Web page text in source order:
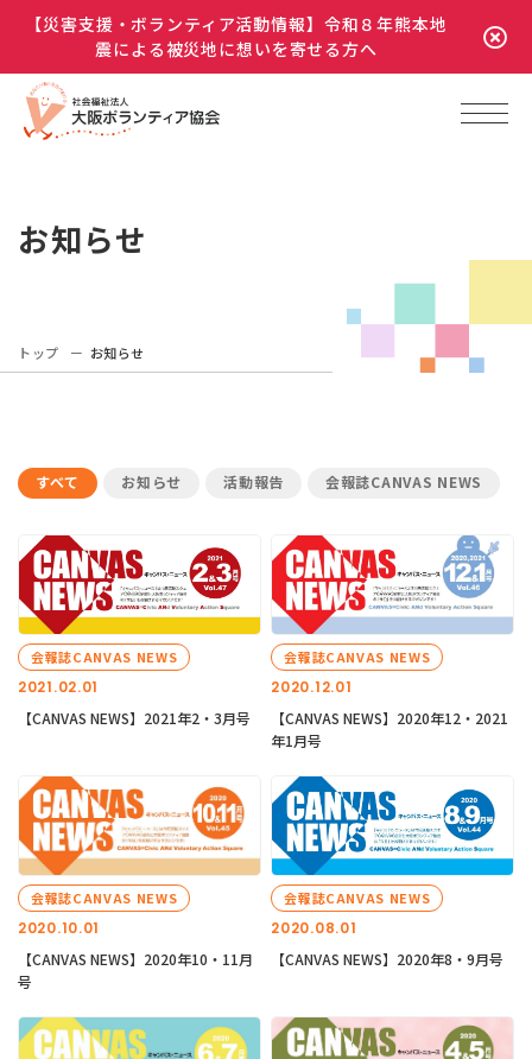
【災害支援・ボランティア活動情報】令和８年熊本地
震による被災地に想いを寄せる方へ
お知らせ
トップ お知らせ
すべて お知らせ 活動報告 会報誌CANVAS NEWS
2021.02.01
会報誌CANVAS NEWS
【CANVAS NEWS】2021年2・3月号
2020.12.01
会報誌CANVAS NEWS
【CANVAS NEWS】2020年12・2021
年1月号
2020.10.01
会報誌CANVAS NEWS
【CANVAS NEWS】2020年10・11月
号
2020.08.01
会報誌CANVAS NEWS
【CANVAS NEWS】2020年8・9月号